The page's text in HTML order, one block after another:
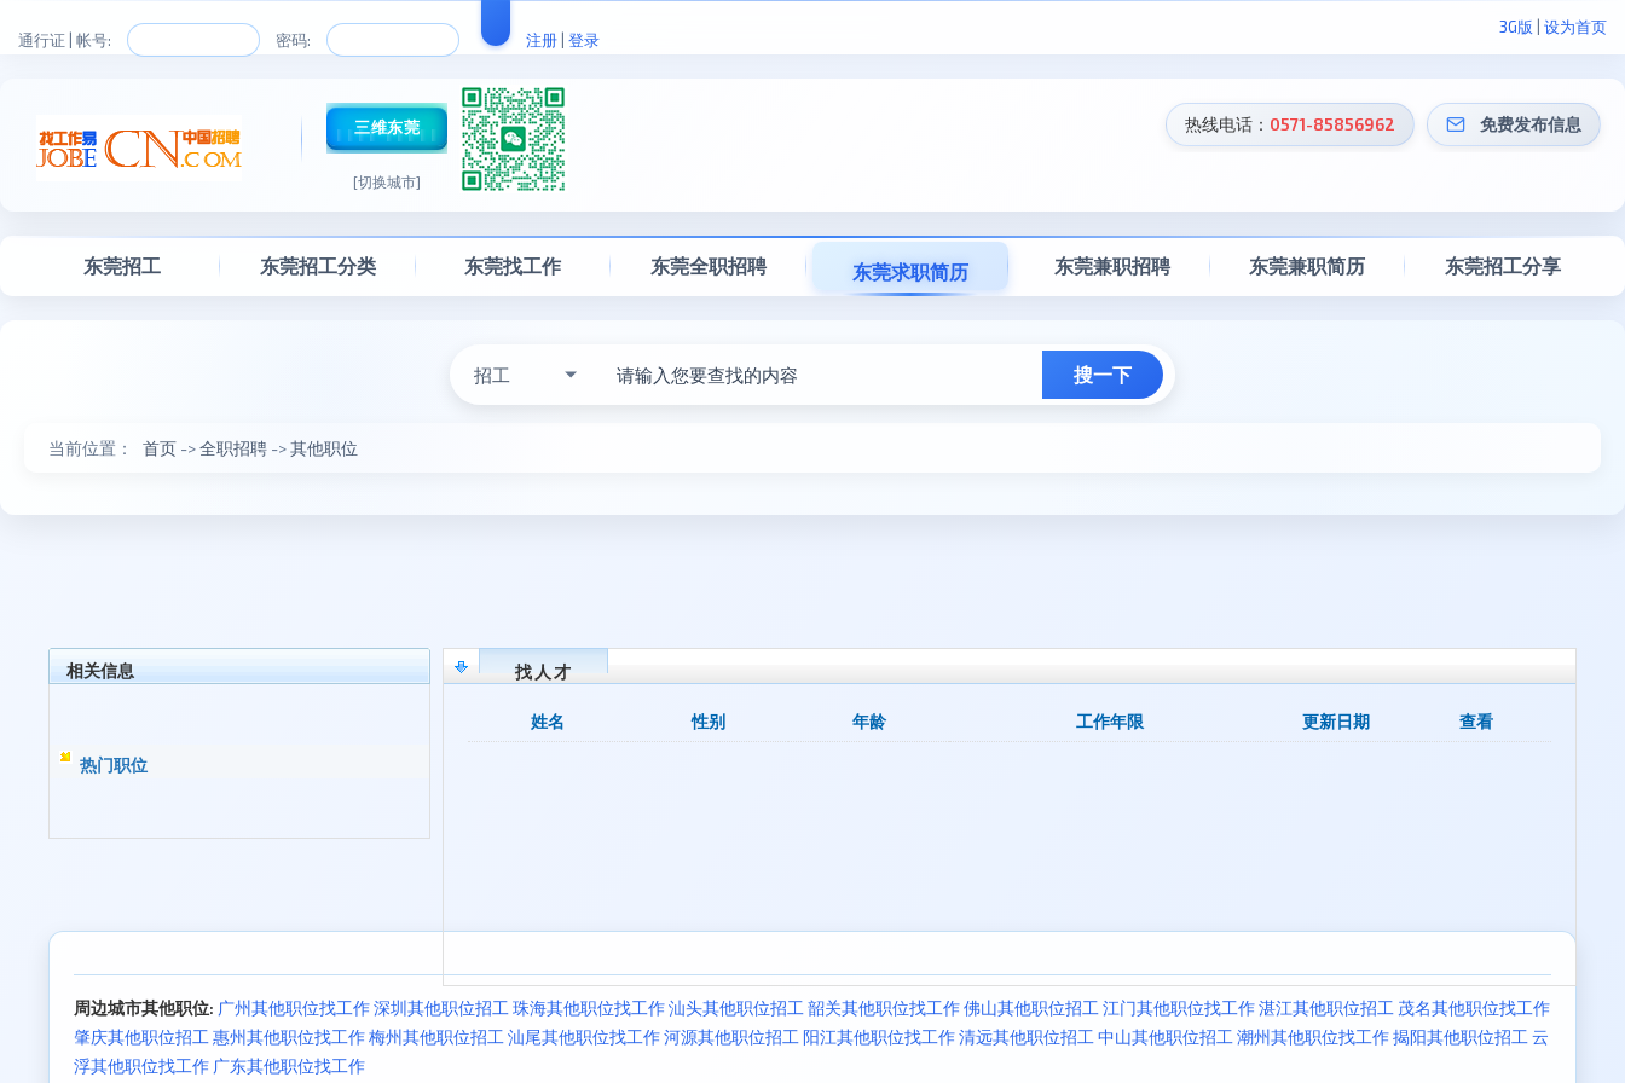
通行证 | 帐号: 密码: 注册 | 登录
3G版 设为首页
三维东莞
[切换城市]
热线电话： 0571-85856962 免费发布信息
东莞招工 东莞招工分类 东莞找工作 东莞全职招聘 东莞求职简历 东莞兼职招聘 东莞兼职简历 东莞招工分享
招工
当前位置： 首页 ->全职招聘 ->其他职位
相关信息
热门职位
找人才
姓名 性别 年龄 工作年限 更新日期 查看
周边城市其他职位: 广州其他职位找工作深圳其他职位招工 珠海其他职位找工作汕头其他职位招工 韶关其他职位找工作佛山其他职位招工 江门其他职位找工作湛江其他职位招工 茂名其他职位找工作
肇庆其他职位招工 惠州其他职位找工作梅州其他职位招工 汕尾其他职位找工作河源其他职位招工 阳江其他职位找工作清远其他职位招工 中山其他职位招工 潮州其他职位找工作揭阳其他职位招工 云
浮其他职位找工作 广东其他职位找工作